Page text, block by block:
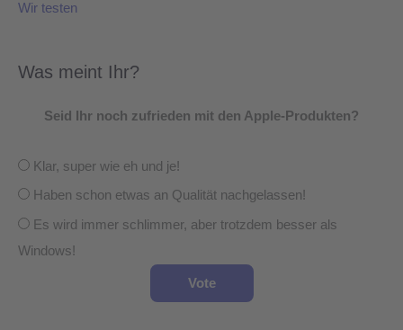
Wir testen
Was meint Ihr?
Seid Ihr noch zufrieden mit den Apple-Produkten?
Klar, super wie eh und je!
Haben schon etwas an Qualität nachgelassen!
Es wird immer schlimmer, aber trotzdem besser als
Windows!